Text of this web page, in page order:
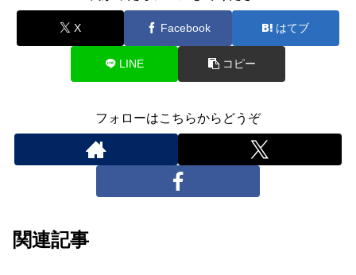
X Facebook はてブ
LINE コピー
フォローはこちらからどうぞ
関連記事